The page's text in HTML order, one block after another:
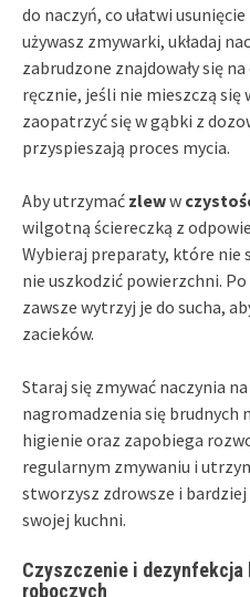
do naczyń, co ułatwi
używasz zmywarki, układaj
zabrudzone znajdowały się
ręcznie, jeśli nie mieszczą się
zaopatrzyć się w gąbki z
przyspieszają proces mycia.
Aby utrzymać zleww
wilgotną ściereczką z
Wybieraj preparaty, które nie
nie uszkodzić powierzchni.
zawsze wytrzyj je do sucha,
zacieków.
Staraj się zmywać naczynia
nagromadzenia się brudnych
higienie oraz zapobiega
regularnym zmywaniu i
stworzysz zdrowsze i
swojej kuchni.
Czyszczenie i dezynfekcja
roboczych